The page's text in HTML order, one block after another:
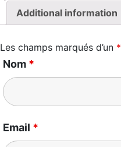
Additional information
Les champs marqués d’un *
Nom *
Email *